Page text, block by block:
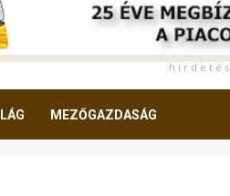
h i r d e t é s
MEZŐGAZDASÁG